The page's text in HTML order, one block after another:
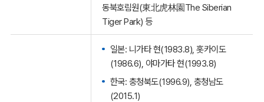
동북호림원(東北虎林園The Siberian
Tiger Park) 등
일본: 니가타 현(1983.8), 홋카이도
(1986.6), 야마가타 현(1993.8)
한국: 충청북도(1996.9), 충청남도
(2015.1)